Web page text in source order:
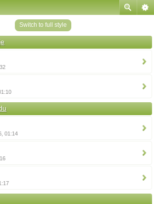
Switch to full style
01:14